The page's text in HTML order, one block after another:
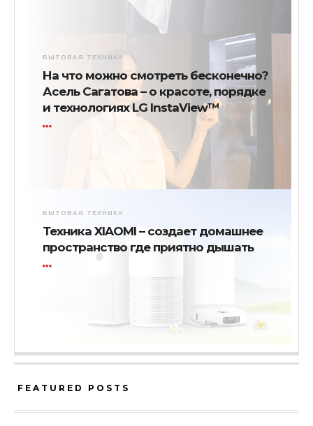
БЫТОВАЯ ТЕХНИКА
На что можно смотреть бесконечно?
Асель Сагатова – о красоте, порядке
и технологиях LG InstaView™
БЫТОВАЯ ТЕХНИКА
Техника XIAOMI – создает домашнее
пространство где приятно дышать
FEATURED POSTS